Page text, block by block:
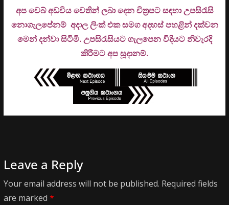
අප වෙබ් අඩවිය වෙතින් ලබා දෙන චිත්‍රපට සඳහා උපසිරැසි
නොගැලපේනම් අදාල ලිංක් එක සමග අදහස් පහළින් දක්වන
මෙන් දන්වා සිටිමි. උපසිරැසියට ගැලපෙන විදියට නිවැරදි
කිරීමට අප සූදානම්.
Leave a Reply
Your email address will not be published. Required fields
are marked *